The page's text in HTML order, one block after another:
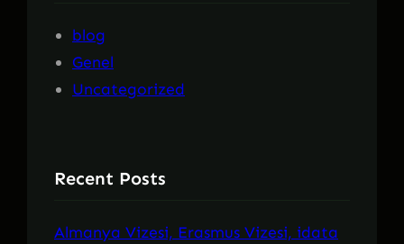
blog
Genel
Uncategorized
Recent Posts
Almanya Vizesi, Erasmus Vizesi, idata